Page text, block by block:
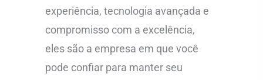
experiência, tecnologia avançada e
compromisso com a excelência,
eles são a empresa em que você
pode confiar para manter seu